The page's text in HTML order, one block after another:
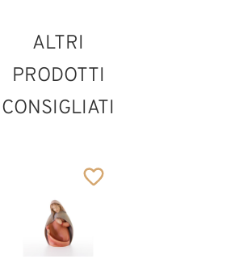
ALTRI
PRODOTTI
CONSIGLIATI